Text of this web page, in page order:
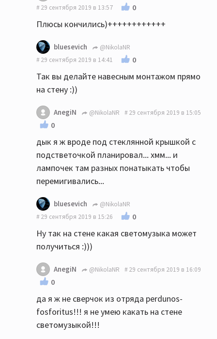
29 сентября 2019 в 13:57
0
Плюсы кончились)++++++++++++
bluesevich
@NikolaNR
29 сентября 2019 в 14:41
0
Так вы делайте навесным монтажом прямо
на стену :))
AnegiN @NikolaNR 29 сентября 2019 в 15:05
0
дык я ж вроде под стеклянной крышкой с
подстветочкой планировал... хмм... и
лампочек там разных понатыкать чтобы
перемигивались...
bluesevich
@NikolaNR
29 сентября 2019 в 15:26
0
Ну так на стене какая светомузыка может
получиться :)))
AnegiN @NikolaNR 29 сентября 2019 в 16:09
0
да я ж не сверчок из отряда perdunos-
fosforitus!!! я не умею какать на стене
светомузыкой!!!